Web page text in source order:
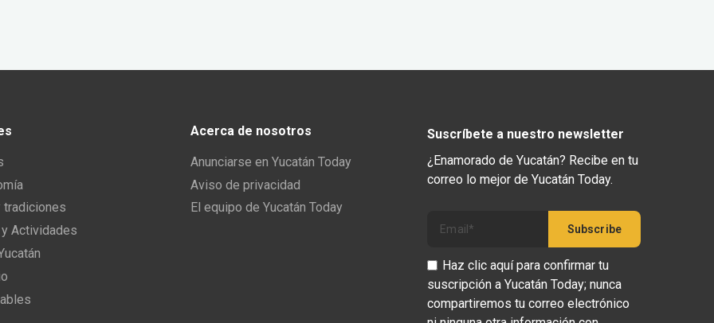
tradiciones
Actividades
Acerca de nosotros
Anunciarse en Yucatán Today
Aviso de privacidad
El equipo de Yucatán Today
Suscríbete a nuestro newsletter
¿Enamorado de Yucatán? Recibe en tu
correo lo mejor de Yucatán Today.
Haz clic aquí para confirmar tu
suscripción a Yucatán Today; nunca
compartiremos tu correo electrónico